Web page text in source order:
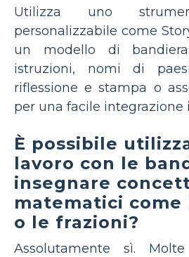
Utilizza uno
personalizzabile come
un modello di
istruzioni, nomi di
riflessione e stampa o
per una facile integrazione
È possibile
lavoro con le
insegnare
matematici come
o le frazioni?
Assolutamente sì.